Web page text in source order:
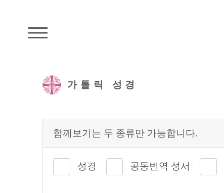
가톨릭 성경
함께보기는 두 종류만 가능합니다.
성경 공동번역 성서